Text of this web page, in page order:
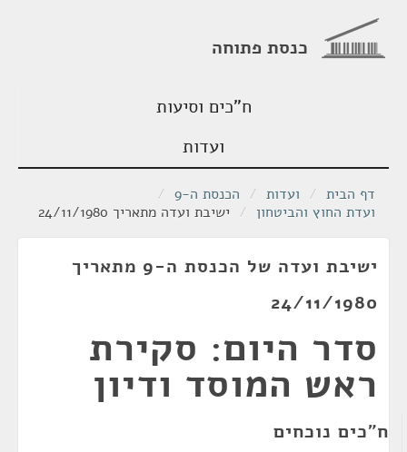
כנסת פתוחה
ח"כים וסיעות
ועדות
דף הבית / ועדות / הכנסת ה-9
/
ועדת החוץ והביטחון / ישיבת ועדה מתאריך 24/11/1980
ישיבת ועדה של הכנסת ה-9 מתאריך
24/11/1980
סדר היום: סקירת
ראש המוסד ודיון
ח"כים נוכחים